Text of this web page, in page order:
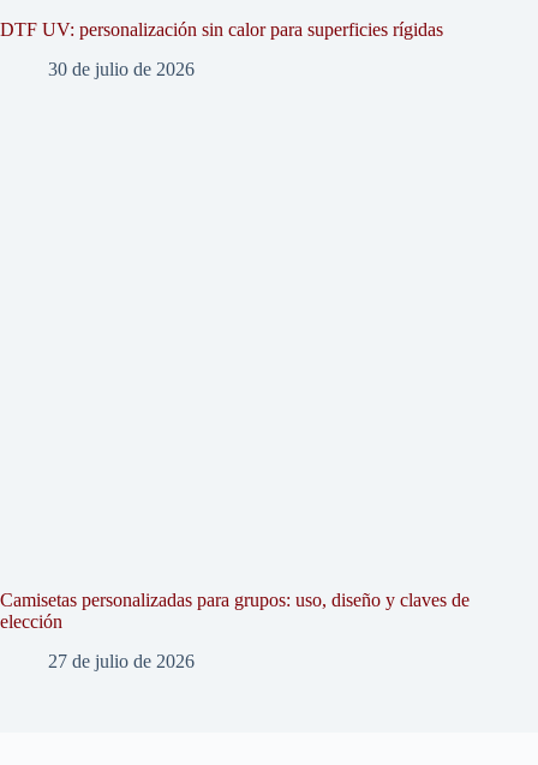
DTF UV: personalización sin calor para superficies rígidas
30 de julio de 2026
Camisetas personalizadas para grupos: uso, diseño y claves de
elección
27 de julio de 2026